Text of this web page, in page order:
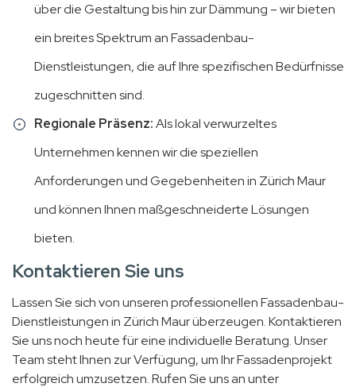
über die Gestaltung bis hin zur Dämmung – wir bieten
ein breites Spektrum an Fassadenbau-
Dienstleistungen, die auf Ihre spezifischen Bedürfnisse
zugeschnitten sind.
Regionale Präsenz:Als lokal verwurzeltes
Unternehmen kennen wir die speziellen
Anforderungen und Gegebenheiten in Zürich Maur
und können Ihnen maßgeschneiderte Lösungen
bieten.
Kontaktieren Sie uns
Lassen Sie sich von unseren professionellen Fassadenbau-
Dienstleistungen in Zürich Maur überzeugen. Kontaktieren
Sie uns noch heute für eine individuelle Beratung. Unser
Team steht Ihnen zur Verfügung, um Ihr Fassadenprojekt
erfolgreich umzusetzen. Rufen Sie uns an unter